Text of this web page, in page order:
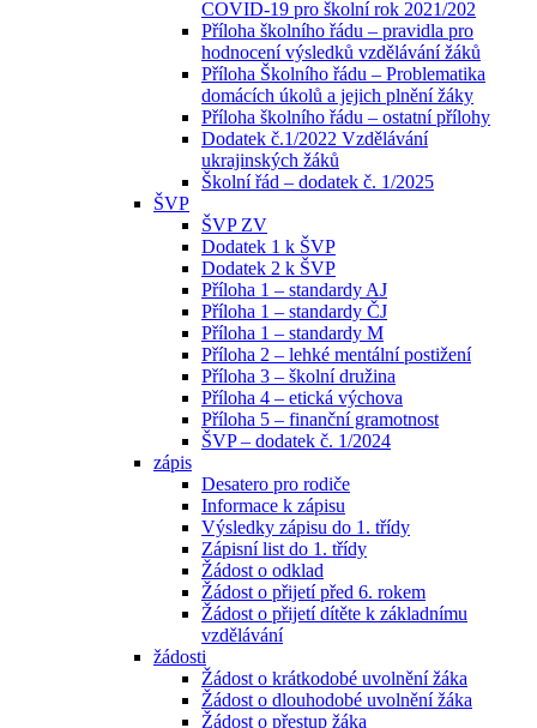
COVID-19 pro školní rok 2021/202
Příloha školního řádu – pravidla pro
hodnocení výsledků vzdělávání žáků
Příloha Školního řádu – Problematika
domácích úkolů a jejich plnění žáky
Příloha školního řádu – ostatní přílohy
Dodatek č.1/2022 Vzdělávání
ukrajinských žáků
Školní řád – dodatek č. 1/2025
ŠVP
ŠVP ZV
Dodatek 1 k ŠVP
Dodatek 2 k ŠVP
Příloha 1 – standardy AJ
Příloha 1 – standardy ČJ
Příloha 1 – standardy M
Příloha 2 – lehké mentální postižení
Příloha 3 – školní družina
Příloha 4 – etická výchova
Příloha 5 – finanční gramotnost
ŠVP – dodatek č. 1/2024
zápis
Desatero pro rodiče
Informace k zápisu
Výsledky zápisu do 1. třídy
Zápisní list do 1. třídy
Žádost o odklad
Žádost o přijetí před 6. rokem
Žádost o přijetí dítěte k základnímu
vzdělávání
žádosti
Žádost o krátkodobé uvolnění žáka
Žádost o dlouhodobé uvolnění žáka
Žádost o přestup žáka